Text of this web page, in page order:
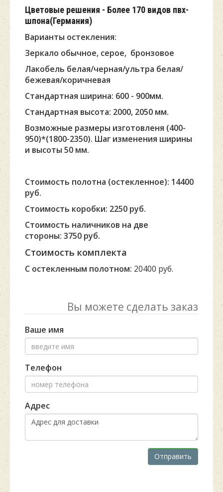
Цветовые решения - Более 170 видов пвх-
шпона(Германия)
Варианты остекления:
Зеркало обычное, серое, бронзовое
Лакобель белая/черная/ультра белая/
бежевая/коричневая
Стандартная ширина: 600 - 900мм.
Стандартная высота: 2000, 2050 мм.
Возможные размеры изготовленя (400-
950)*(1800-2350). Шаг изменения ширины
и высоты 50 мм.
Стоимость полотна (остекленное): 14400
руб.
Стоимость коробки: 2250 руб.
Стоимость наличников на две
стороны: 3750 руб.
Стоимость комплекта
С остекленным полотном: 20400 руб.
Вы можете сделать заказ
Ваше имя
Телефон
Адрес
Отправить